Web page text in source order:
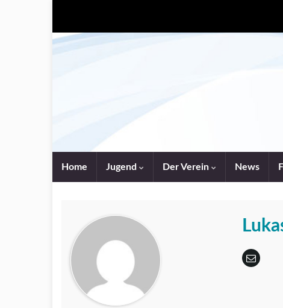
Home Jugend Der Verein News